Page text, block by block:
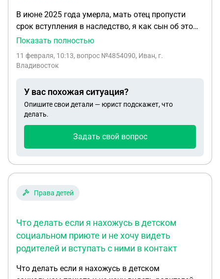
В июне 2025 года умерла, мать отец пропусти
срок вступления в наследство, я как сын об этом
не знал что он не вступал, так как мы не
хочу вступить в наследство, фактически отец
Показать полностью
11 февраля, 10:13, вопрос №4854090, Иван, г.
Владивосток
У вас похожая ситуация?
Опишите свои детали — юрист подскажет, что
делать.
Задать свой вопрос
Права детей
Что делать если я нахожусь в детском
социальном приюте и не хочу видеть
родителей и вступать с ними в контакт
Что делать если я нахожусь в детском